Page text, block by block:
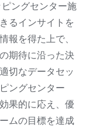
ングセンター施
るインサイトを
報を得た上で、
期待に沿った決
切なデータセッ
ングセンター
果的に応え、優
ムの目標を達成